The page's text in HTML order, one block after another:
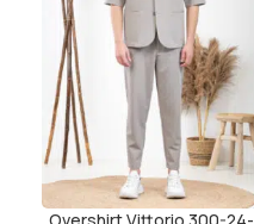
Overshirt Vittorio 300-24-